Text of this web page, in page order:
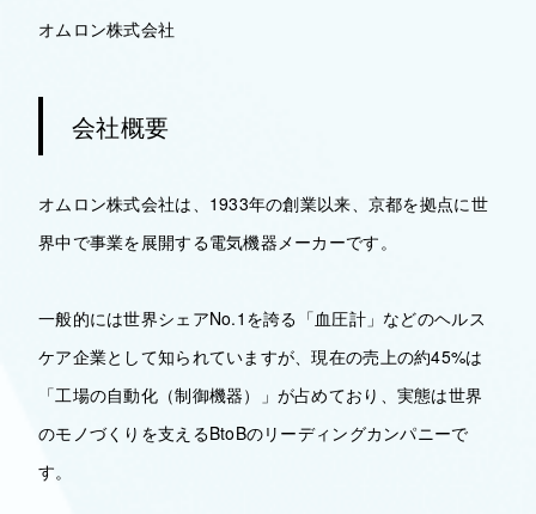
オムロン株式会社
会社概要
オムロン株式会社は、1933年の創業以来、京都を拠点に世
界中で事業を展開する電気機器メーカーです。
一般的には世界シェアNo.1を誇る「血圧計」などのヘルス
ケア企業として知られていますが、現在の売上の約45%は
「工場の自動化（制御機器）」が占めており、実態は世界
のモノづくりを支えるBtoBのリーディングカンパニーで
す。